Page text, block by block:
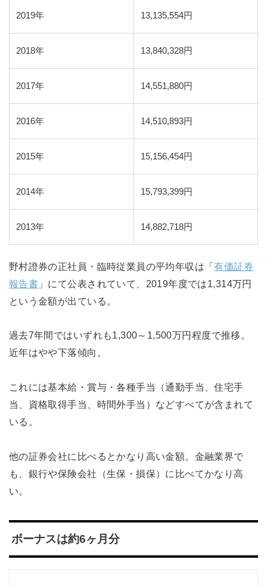
2019年 13,135,554円
2018年 13,840,328円
2017年 14,551,880円
2016年 14,510,893円
2015年 15,156,454円
2014年 15,793,399円
2013年 14,882,718円
野村證券の正社員・臨時従業員の平均年収は「有価証券
報告書 」にて公表されていて、2019年度では1,314万円
という金額が出ている。
過去7年間ではいずれも1,300～1,500万円程度で推移。
近年はやや下落傾向。
これには基本給・賞与・各種手当（通勤手当、住宅手
当、資格取得手当、時間外手当）などすべてが含まれて
いる。
他の証券会社に比べるとかなり高い金額。金融業界で
も、銀行や保険会社（生保・損保）に比べてかなり高
い。
ボーナスは約6ヶ月分